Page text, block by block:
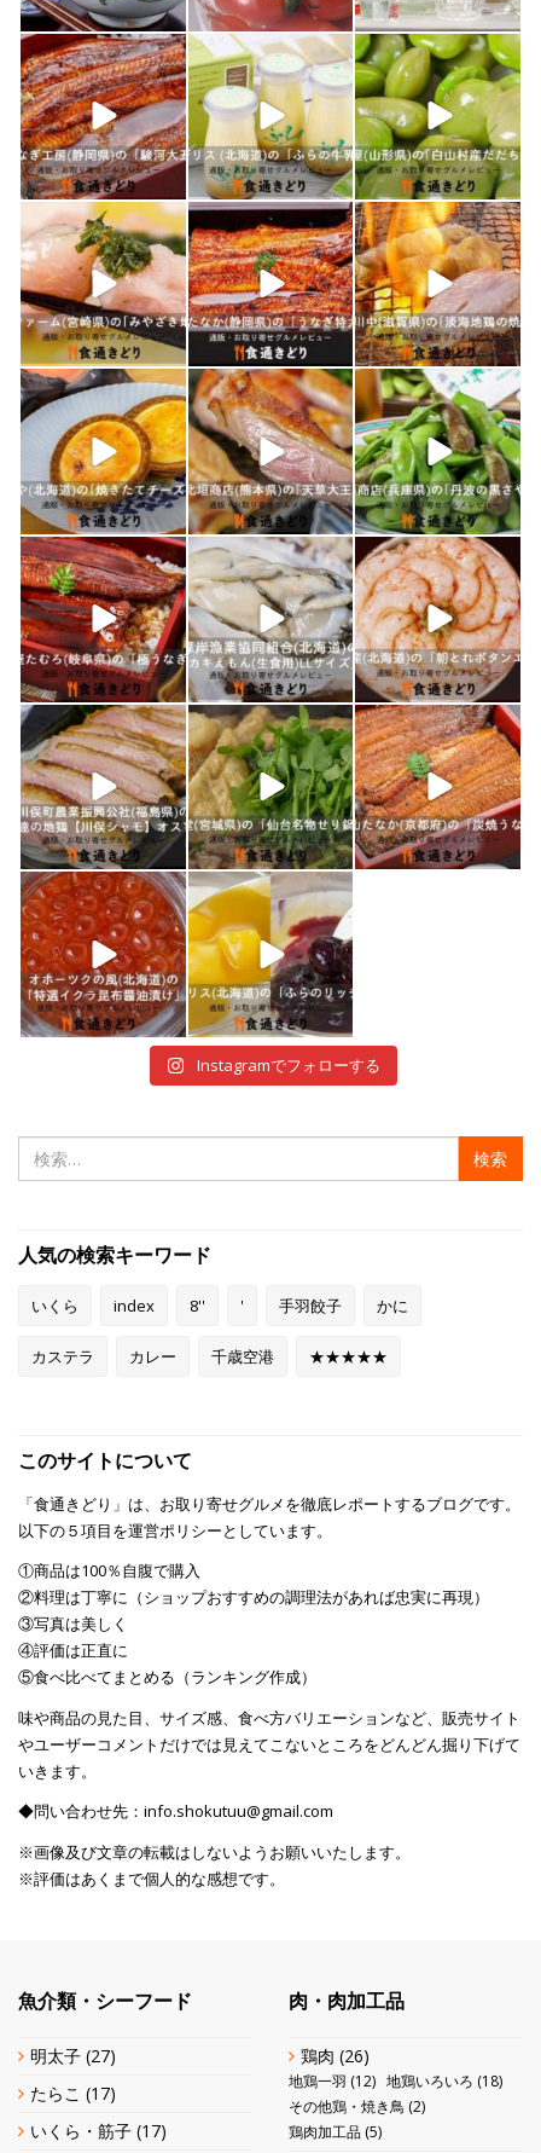
4月 25 2月 14 2月 13
shokutuu_kidori
1月 26
shokutuu_kidori
1月 24
shokutuu_kidori
1月 23
shokutuu_kidori
1月 21
shokutuu_kidori
1月 19
shokutuu_kidori
1月 18
shokutuu_kidori
1月 17
shokutuu_kidori
1月 16
shokutuu_kidori
1月 15
shokutuu_kidori
1月 10
shokutuu_kidori
1月 9
shokutuu_kidori
1月 8
shokutuu_kidori
1月 7
shokutuu_kidori
1月 5
shokutuu_kidori
12月 30
shokutuu_kidori
12月 29
shokutuu_kidori
12月 28
Instagramでフォローする
索:
人気の検索キーワード
いくら index 8'' ' 手羽餃子 かに
カステラ カレー 千歳空港 ★★★★★
このサイトについて
「食通きどり」は、お取り寄せグルメを徹底レポートするブログです。
以下の５項目を運営ポリシーとしています。
①商品は100％自腹で購入
②料理は丁寧に（ショップおすすめの調理法があれば忠実に再現）
③写真は美しく
④評価は正直に
⑤食べ比べてまとめる（ランキング作成）
味や商品の見た目、サイズ感、食べ方バリエーションなど、販売サイト
やユーザーコメントだけでは見えてこないところをどんどん掘り下げて
いきます。
◆問い合わせ先：info.shokutuu@gmail.com
※画像及び文章の転載はしないようお願いいたします。
※評価はあくまで個人的な感想です。
魚介類・シーフード
明太子 (27)
たらこ (17)
いくら・筋子 (17)
肉・肉加工品
鶏肉 (26)
地鶏一羽 (12) 地鶏いろいろ (18)
その他鶏・焼き鳥 (2)
鶏肉加工品 (5)